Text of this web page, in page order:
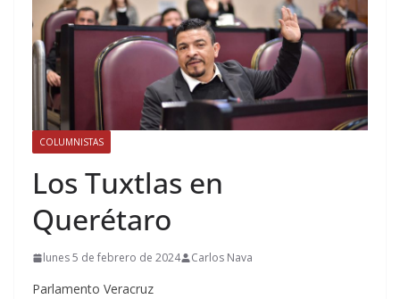
COLUMNISTAS
Los Tuxtlas en
Querétaro
lunes 5 de febrero de 2024 Carlos Nava
Parlamento Veracruz